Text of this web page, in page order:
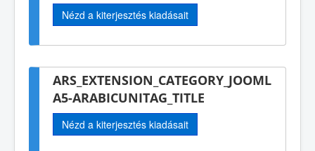
Nézd a kiterjesztés kiadásait
ARS_EXTENSION_CATEGORY_JOOML
A5-ARABICUNITAG_TITLE
Nézd a kiterjesztés kiadásait